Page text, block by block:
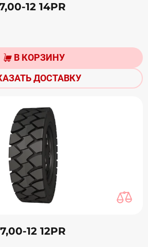
12 14PR
В КОРЗИНУ
ДОСТАВКУ
12 12PR